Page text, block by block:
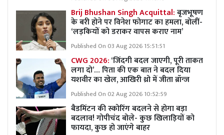
Brij Bhushan Singh Acquittal:बृजभूषण
के बरी होने पर विनेश फोगाट का हमला, बोलीं-
‘लड़कियों को डराकर वापस कराए नाम’
Published On 03 Aug 2026 15:51:51
CWG 2026:‘जिंदगी बदल जाएगी, पूरी ताकत
लगा दो’… पिता की एक बात ने बदल दिया
यशवीर का खेल, आखिरी थ्रो में जीता ब्रॉन्ज
Published On 02 Aug 2026 10:52:59
बैडमिंटन की स्कोरिंग बदलने से होगा बड़ा
बदलाव! गोपीचंद बोले- कुछ खिलाड़ियों को
फायदा, कुछ हो जाएंगे बाहर